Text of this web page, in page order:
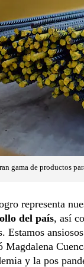
gama de productos
representa
del país, así
Estamos
Magdalena
y la pos